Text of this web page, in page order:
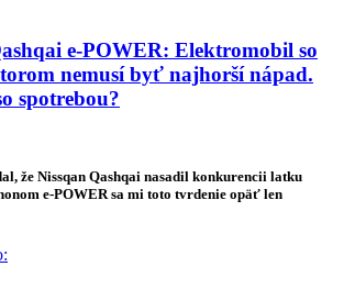
e-POWER: Elektromobil so
nemusí byť najhorší nápad.
spotrebou?
že Nissqan Qashqai nasadil konkurencii latku
e-POWER sa mi toto tvrdenie opäť len